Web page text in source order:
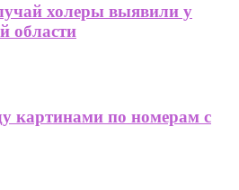
холеры выявили у
области
картинами по номерам с